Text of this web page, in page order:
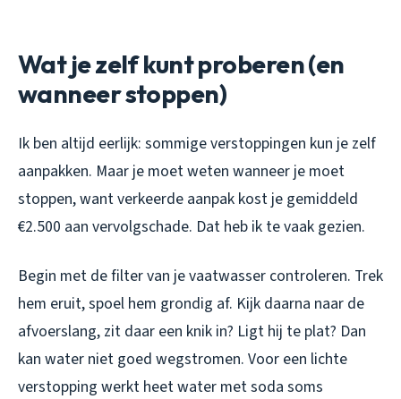
Wat je zelf kunt proberen (en
wanneer stoppen)
Ik ben altijd eerlijk: sommige verstoppingen kun je zelf
aanpakken. Maar je moet weten wanneer je moet
stoppen, want verkeerde aanpak kost je gemiddeld
€2.500 aan vervolgschade. Dat heb ik te vaak gezien.
Begin met de filter van je vaatwasser controleren. Trek
hem eruit, spoel hem grondig af. Kijk daarna naar de
afvoerslang, zit daar een knik in? Ligt hij te plat? Dan
kan water niet goed wegstromen. Voor een lichte
verstopping werkt heet water met soda soms